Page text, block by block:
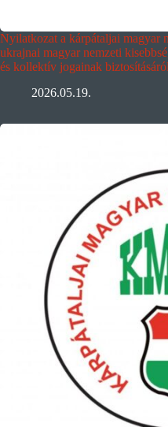
Nyilatkozat a kárpátaljai magyar
ukrajnai magyar nemzeti
és kollektív jogainak biztosításáról
2026.05.19.